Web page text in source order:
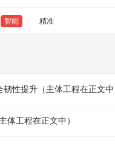
智能 精准
韧性提升（主体工程在正文
主体工程在正文中）